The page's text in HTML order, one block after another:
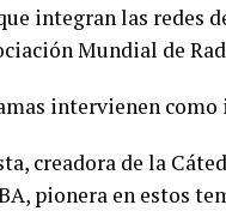
integran las redes
Mundial de
intervienen
creadora de la
pionera en estos